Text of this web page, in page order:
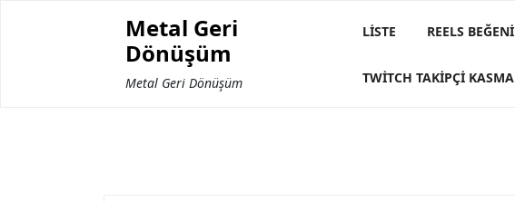
Metal Geri
Dönüşüm
Metal Geri Dönüşüm
LISTE REELS
TWITCH TAKIPÇI